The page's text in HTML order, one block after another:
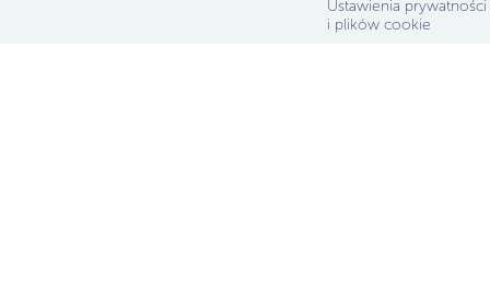
Ustawienia prywatności
i plików cookie